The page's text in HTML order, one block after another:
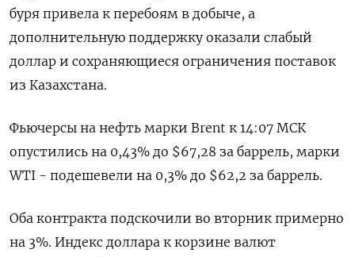
буря привела к перебоям в добыче, а
дополнительную поддержку оказали слабый
доллар и сохраняющиеся ограничения поставок
из Казахстана.
Фьючерсы ⁠на нефть марки Brent ​к 14:07 МСК
опустились на ⁠0,43% до $67,28 за баррель, марки
WTI - подешевели на 0,3% до $62,⁠2 за баррель.
Оба контракта подскочили во вторник примерно
на 3%. Индекс доллара ‌к корзине валют